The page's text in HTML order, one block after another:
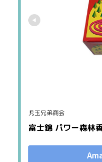
児玉兄弟商会
富士錦 パワー森林